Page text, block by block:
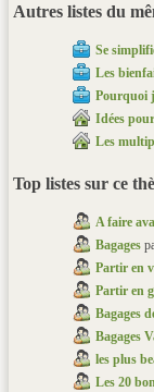
Autres listes du
Se
Les
Pourquoi
Idées
Les
Top listes sur ce
A faire
Bagages
Partir en
Partir en
Bagages
Bagages
les plus
Les 20